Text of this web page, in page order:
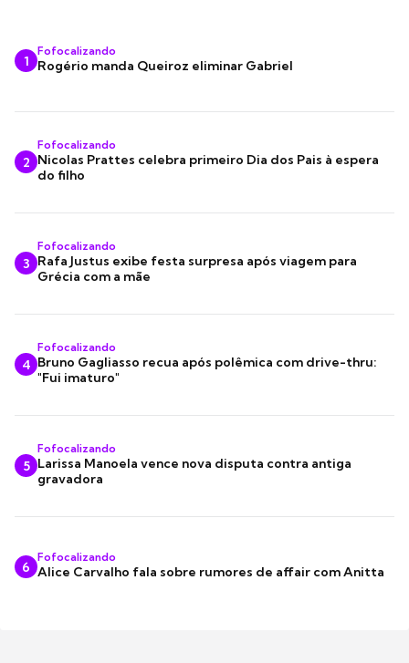
1
Fofocalizando
Rogério manda Queiroz eliminar Gabriel
2
Fofocalizando
Nicolas Prattes celebra primeiro Dia dos Pais à espera
do filho
3
Fofocalizando
Rafa Justus exibe festa surpresa após viagem para
Grécia com a mãe
4
Fofocalizando
Bruno Gagliasso recua após polêmica com drive-thru:
"Fui imaturo"
5
Fofocalizando
Larissa Manoela vence nova disputa contra antiga
gravadora
6
Fofocalizando
Alice Carvalho fala sobre rumores de affair com Anitta